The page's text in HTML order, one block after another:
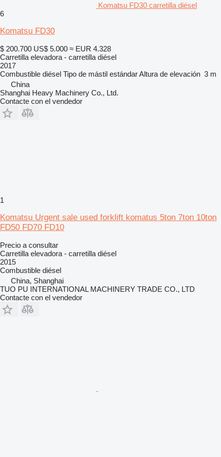
Komatsu FD30 carretilla diésel
6
Komatsu FD30
$ 200.700 US$ 5.000 ≈ EUR 4.328
Carretilla elevadora - carretilla diésel
2017
Combustible diésel Tipo de mástil estándarAltura de elevación 3 m
China
Shanghai Heavy Machinery Co., Ltd.
Contacte con el vendedor
1
Komatsu Urgent sale used forklift komatus 5ton 7ton 10ton
FD50 FD70 FD10
Precio a consultar
Carretilla elevadora - carretilla diésel
2015
Combustible diésel
China, Shanghai
TUO PU INTERNATIONAL MACHINERY TRADE CO., LTD
Contacte con el vendedor